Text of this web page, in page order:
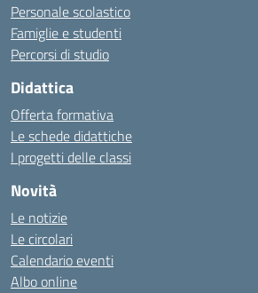
Personale scolastico
Famiglie e studenti
Percorsi di studio
Didattica
Offerta formativa
Le schede didattiche
I progetti delle classi
Novità
Le notizie
Le circolari
Calendario eventi
Albo online